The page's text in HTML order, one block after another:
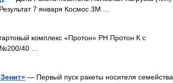
7 января Космос 3М …
комплекс «Протон» РН Протон К с
№200/40 …
— Первый пуск ракеты носителя семейства